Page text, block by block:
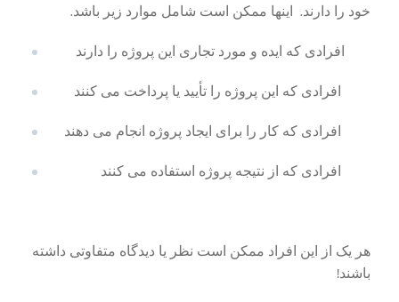
خود را دارند. اینها ممکن است شامل موارد زیر باشد.
افرادی که ایده و مورد تجاری این پروژه را دارند
افرادی که این پروژه را تأیید یا پرداخت می کنند
افرادی که کار را برای ایجاد پروژه انجام می دهند
افرادی که از نتیجه پروژه استفاده می کنند
هر یک از این افراد ممکن است نظر یا دیدگاه متفاوتی داشته
باشند!